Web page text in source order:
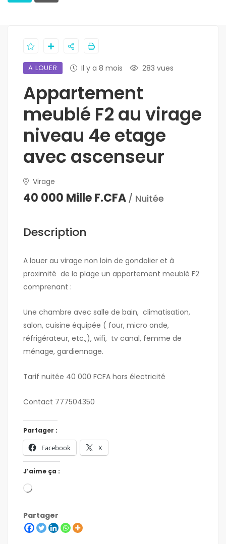
A LOUER Il y a 8 mois 283 vues
Appartement
meublé F2 au virage
niveau 4e etage
avec ascenseur
Virage
40 000 Mille F.CFA / Nuitée
Description
A louer au virage non loin de gondolier et à
proximité de la plage un appartement meublé F2
comprenant :
Une chambre avec salle de bain, climatisation,
salon, cuisine équipée ( four, micro onde,
réfrigérateur, etc.,), wifi, tv canal, femme de
ménage, gardiennage.
Tarif nuitée 40 000 FCFA hors électricité
Contact 777504350
Partager :
Facebook X
J’aime ça :
Partager